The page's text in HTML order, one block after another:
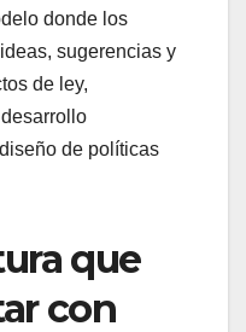
donde los
sugerencias y
de ley,
de políticas
que
con